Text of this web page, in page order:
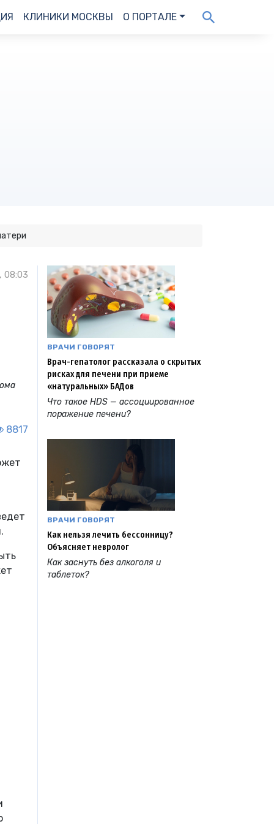
КЛИНИКИ МОСКВЫ О ПОРТАЛЕ
08:03
8817
ВРАЧИ ГОВОРЯТ
Врач-гепатолог рассказала о скрытых
рисках для печени при приеме
«натуральных» БАДов
Что такое HDS — ассоциированное
поражение печени?
ВРАЧИ ГОВОРЯТ
Как нельзя лечить бессонницу?
Объясняет невролог
Как заснуть без алкоголя и
таблеток?